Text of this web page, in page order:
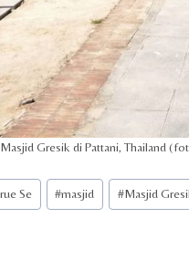
Masjid Gresik di Pattani, Thailand
Se #masjid #Masjid